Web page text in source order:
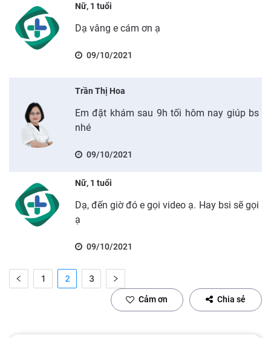
Nữ, 1 tuổi
Dạ vâng e cám ơn ạ
09/10/2021
Trần Thị Hoa
Em đặt khám sau 9h tối hôm nay giúp bs
nhé
09/10/2021
Nữ, 1 tuổi
Dạ, đến giờ đó e gọi video ạ. Hay bsi sẽ gọi
ạ
09/10/2021
1 2 3
Cảm ơn Chia sẻ